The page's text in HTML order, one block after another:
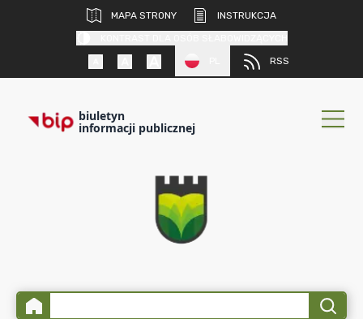
MAPA STRONY
INSTRUKCJA
RSS
biuletyn
informacji publicznej